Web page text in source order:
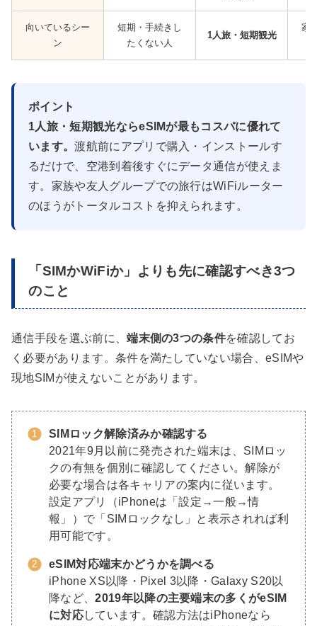
向いているシー
ン
短期・手続きし
たくない人
1人旅・短期観光
家
ポイント
1人旅・短期観光ならeSIMが最もコスパに優れて
います。渡航前にアプリで購入・インストールす
るだけで、空港到着後すぐにデータ通信が使えま
す。家族や友人グループでの旅行はWiFiルーター
のほうがトータルコストを抑えられます。
「SIMかWiFiか」よりも先に確認すべき3つ
のこと
通信手段を選ぶ前に、端末側の3つの条件を確認してお
く必要があります。条件を満たしていない場合、eSIMや
現地SIMが使えないことがあります。
SIMロック解除済みか確認する
2021年9月以前に発売された端末は、SIMロッ
クの有無を個別に確認してください。解除が
必要な場合は各キャリアの案内に従います。
設定アプリ（iPhoneは「設定→一般→情
報」）で「SIMロックなし」と表示されれば利
用可能です。
eSIM対応端末かどうかを調べる
iPhone XS以降・Pixel 3以降・Galaxy S20以
降など、2019年以降の主要端末の多くがeSIM
に対応しています。確認方法はiPhoneなら